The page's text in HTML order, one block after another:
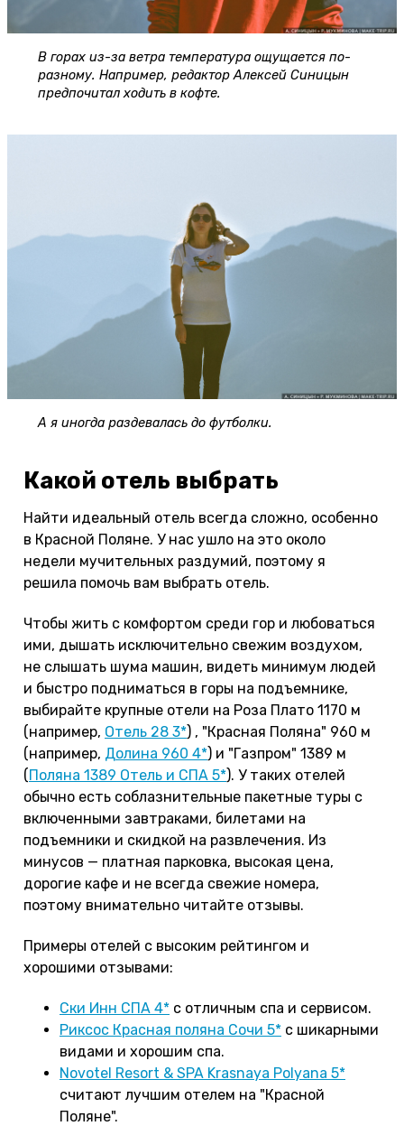
В горах из-за ветра температура ощущается по-
разному. Например, редактор Алексей Синицын
предпочитал ходить в кофте.
А я иногда раздевалась до футболки.
Какой отель выбрать
Найти идеальный отель всегда сложно, особенно
в Красной Поляне. У нас ушло на это около
недели мучительных раздумий, поэтому я
решила помочь вам выбрать отель.
Чтобы жить с комфортом среди гор и любоваться
ими, дышать исключительно свежим воздухом,
не слышать шума машин, видеть минимум людей
и быстро подниматься в горы на подъемнике,
выбирайте крупные отели на Роза Плато 1170 м
(например, Отель 28 3*) , "Красная Поляна" 960 м
(например, Долина 960 4*) и "Газпром" 1389 м
( Поляна 1389 Отель и СПА 5*). У таких отелей
обычно есть соблазнительные пакетные туры с
включенными завтраками, билетами на
подъемники и скидкой на развлечения. Из
минусов — платная парковка, высокая цена,
дорогие кафе и не всегда свежие номера,
поэтому внимательно читайте отзывы.
Примеры отелей с высоким рейтингом и
хорошими отзывами:
Ски Инн СПА 4* с отличным спа и сервисом.
Риксос Красная поляна Сочи 5* с шикарными
видами и хорошим спа.
Novotel Resort & SPA Krasnaya Polyana 5*
считают лучшим отелем на "Красной
Поляне".